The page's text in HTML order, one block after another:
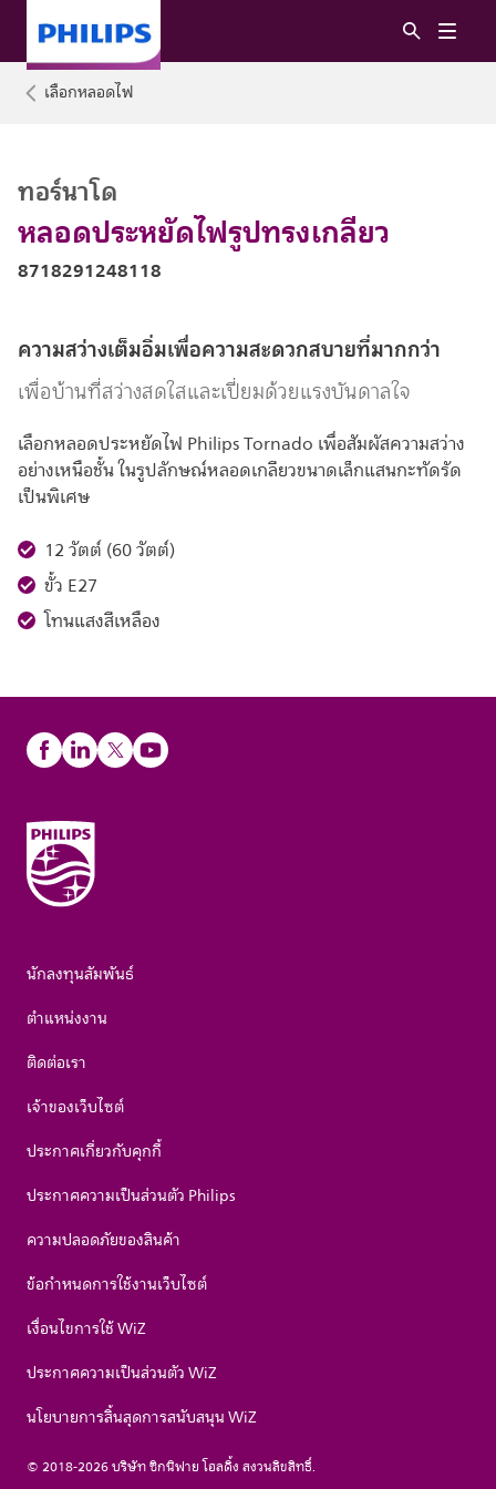
เลือกหลอดไฟ
หลอดประหยัดไฟรูปทรงเกลียว
ทอร์นาโด
8718291248118
ความสว่างเต็มอิ่มเพื่อความสะดวกสบายที่มากกว่า
เพื่อบ้านที่สว่างสดใสและเปี่ยมด้วยแรงบันดาลใจ
เลือกหลอดประหยัดไฟ Philips Tornado เพื่อสัมผัสความสว่าง
อย่างเหนือชั้น ในรูปลักษณ์หลอดเกลียวขนาดเล็กแสนกะทัดรัด
เป็นพิเศษ
12 วัตต์ (60 วัตต์)
ขั้ว E27
โทนแสงสีเหลือง
นักลงทุนสัมพันธ์
ตำแหน่งงาน
ติดต่อเรา
เจ้าของเว็บไซต์
ประกาศเกี่ยวกับคุกกี้
ประกาศความเป็นส่วนตัว Philips
ความปลอดภัยของสินค้า
ข้อกำหนดการใช้งานเว็บไซต์
เงื่อนไขการใช้ WiZ
ประกาศความเป็นส่วนตัว WiZ
นโยบายการสิ้นสุดการสนับสนุน WiZ
© 2018-2026 บริษัท ซิกนิฟาย โฮลดิ้ง สงวนลิขสิทธิ์.